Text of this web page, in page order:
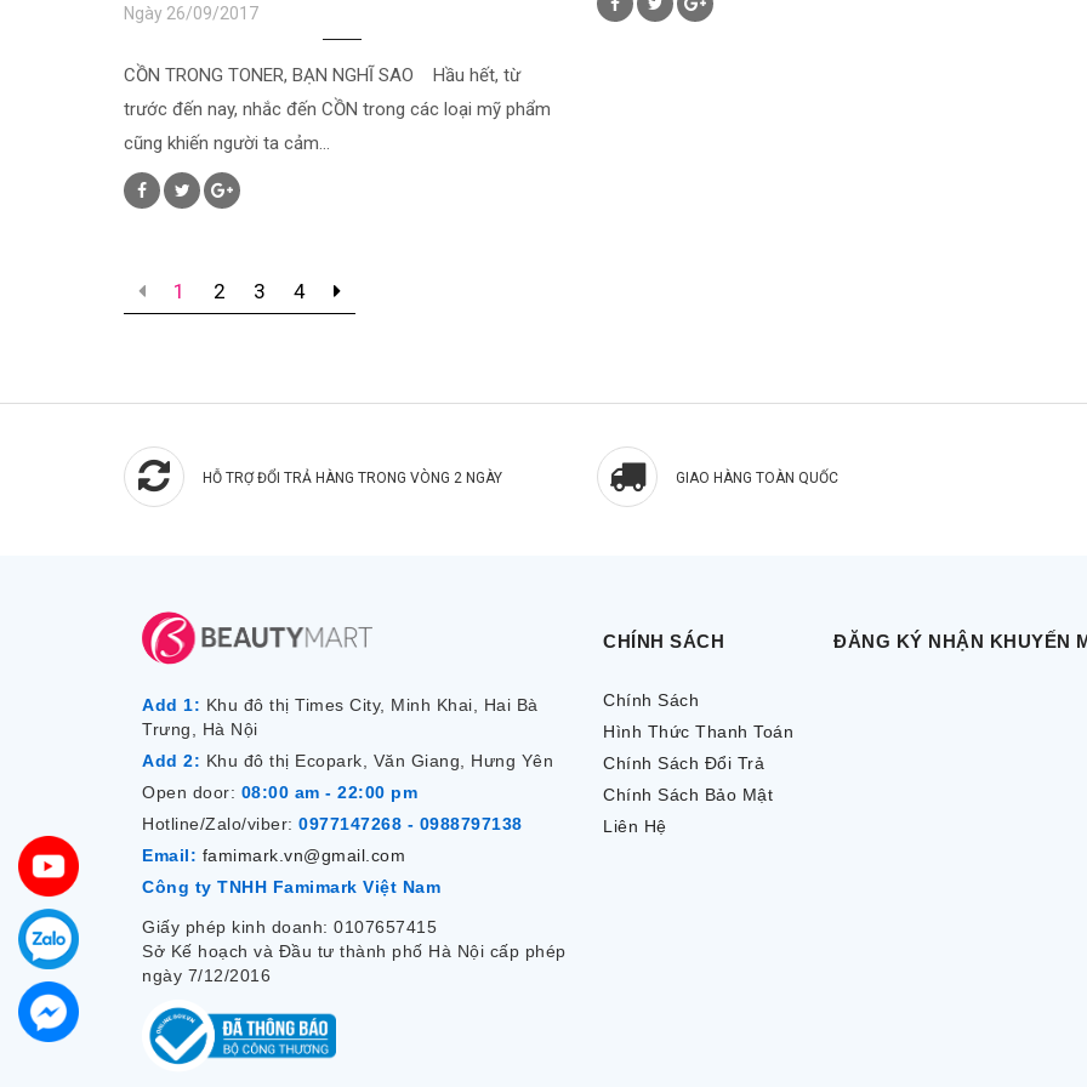
Ngày 26/09/2017
CỒN TRONG TONER, BẠN NGHĨ SAO Hầu hết, từ
trước đến nay, nhắc đến CỒN trong các loại mỹ phẩm
cũng khiến người ta cảm...
1 2 3 4
HỖ TRỢ ĐỔI TRẢ HÀNG TRONG VÒNG 2 NGÀY GIAO HÀNG TOÀN QUỐC
Add 1: Khu đô thị Times City, Minh Khai, Hai Bà
Trưng, Hà Nội
Add 2: Khu đô thị Ecopark, Văn Giang, Hưng Yên
Open door: 08:00 am - 22:00 pm
Hotline/Zalo/viber: 0977147268 - 0988797138
Email: famimark.vn@gmail.com
Công ty TNHH Famimark Việt Nam
Giấy phép kinh doanh: 0107657415
Sở Kế hoạch và Đầu tư thành phố Hà Nội cấp phép
ngày 7/12/2016
CHÍNH SÁCH
Chính Sách
Hình Thức Thanh Toán
Chính Sách Đổi Trả
Chính Sách Bảo Mật
Liên Hệ
ĐĂNG KÝ NHẬN KHUYẾN